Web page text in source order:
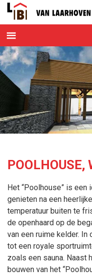
OVER ONS
DUURZAAM
PROJECTEN
CONTACT
Het “Poolhouse” is
genieten na een
temperatuur buiten te
de openhaard op de
van een ruime kelder.
tot een royale
zoals een sauna. Naast
bouwen van het